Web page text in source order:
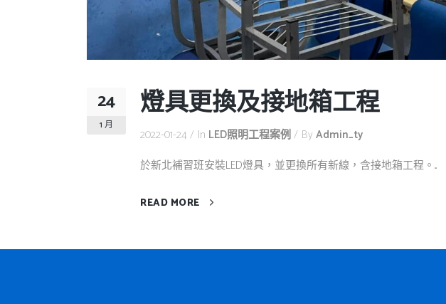
24
1 月
燈具更換及接地箱工程
2022-01-24 In LED照明工程案例 By Admin_ty
於新北補習班安裝LED燈具，並更換所有新線，含接地箱工程。...
READ MORE